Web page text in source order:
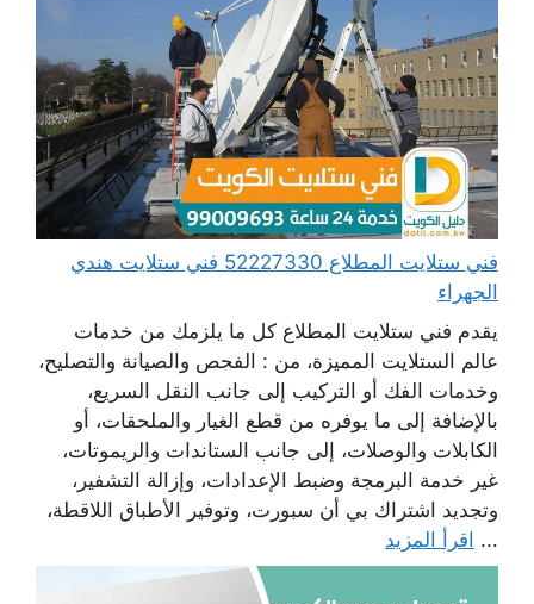
فني ستلايت المطلاع 52227330 فني ستلايت هندي
الجهراء
يقدم فني ستلايت المطلاع كل ما يلزمك من خدمات
عالم الستلايت المميزة، من : الفحص والصيانة والتصليح،
وخدمات الفك أو التركيب إلى جانب النقل السريع،
بالإضافة إلى ما يوفره من قطع الغيار والملحقات، أو
الكابلات والوصلات، إلى جانب الستاندات والريموتات،
غير خدمة البرمجة وضبط الإعدادات، وإزالة التشفير،
وتجديد اشتراك بي أن سبورت، وتوفير الأطباق اللاقطة،
... اقرأ المزيد